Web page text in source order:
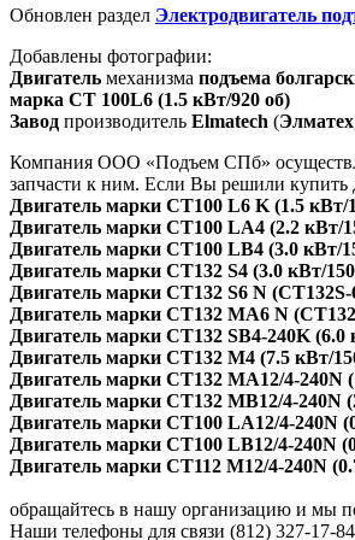
Обновлен раздел Электродвигатель
Добавлены фотографии:
Двигатель механизма подъема
марка СТ 100L6 (1.5 кВт/920 об)
Завод производитель Elmatech (Элматех
Компания ООО «Подъем СПб»
запчасти к ним. Если Вы решили купить
Двигатель марки СТ100 L6 K (1.5 кВт/
Двигатель марки СТ100 LA4 (2.2 кВт/
Двигатель марки СТ100 LB4 (3.0 кВт/
Двигатель марки СТ132 S4 (3.0 кВт/
Двигатель марки СТ132 S6 N
Двигатель марки СТ132 MA6 N
Двигатель марки СТ132 SB4-240K (6.0
Двигатель марки СТ132 M4 (7.5 кВт/
Двигатель марки СТ132 MA12/4-240N
Двигатель марки СТ132 MB12/4-240N
Двигатель марки СТ100 LA12/4-240N
Двигатель марки СТ100 LB12/4-240N
Двигатель марки СТ112 M12/4-240N
обращайтесь в нашу организацию и мы
Наши телефоны для связи (812) 327-17-